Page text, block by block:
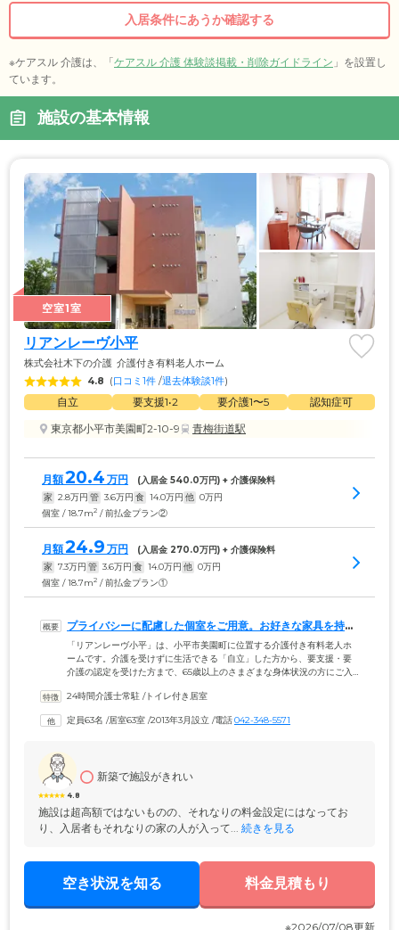
入居条件にあうか確認する
※ケアスル 介護は、「ケアスル 介護 体験談掲載・削除ガイドライン 」を設置し
ています。
施設の基本情報
空室1室
リアンレーヴ小平
株式会社木下の介護 介護付き有料老人ホーム
4.8 (口コミ1件 /退去体験談1件)
自立 要支援1•2 要介護1〜5
認知症可
東京都小平市美園町2-10-9
青梅街道駅
月額20.4 万円 (入居金 540.0万円) + 介護保険料
家 2.8万円 管 3.6万円 食 14.0万円 他 0万円
個室 / 18.7m2 / 前払金プラン②
月額24.9 万円 (入居金 270.0万円) + 介護保険料
家 7.3万円 管 3.6万円 食 14.0万円 他 0万円
個室 / 18.7m2 / 前払金プラン①
プライバシーに配慮した個室をご用意。お好きな家具を持ち
込めます
「リアンレーヴ小平」は、小平市美園町に位置する介護付き有料老人ホ
ームです。介護を受けずに生活できる「自立」した方から、要支援・要
介護の認定を受けた方まで、65歳以上のさまざまな身体状況の方にご入
室個室でご用意。プライバシーの保たれた空間で、必要な介護サービス
ットのほか、エアコンを設置。1年をとおして快適な気温でお過ごしいた
24時間介護士常駐 /トイレ付き居室
定員63名 /居室63室 /2013年3月設立 /電話042-348-5571
4.8
新築で施設がきれい
施設は超高額ではないものの、それなりの料金設定にはなってお
り、入居者もそれなりの家の人が入って... 続きを見る
空き状況を知る 料金見積もり
※2026/07/08更新